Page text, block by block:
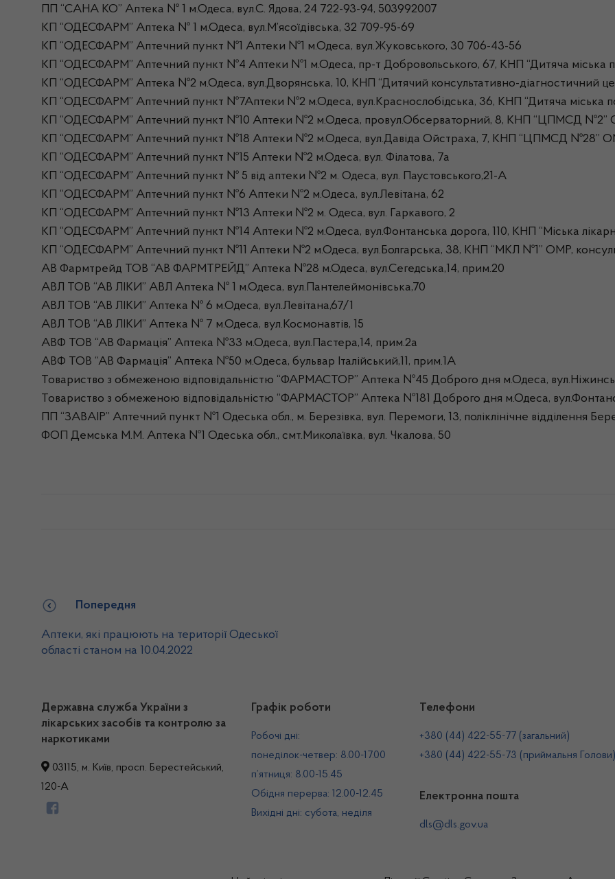
ПП “САНА КО” Аптека № 1 м.Одеса, вул.С. Ядова, 24 722-93-94, 503992007
КП “ОДЕСФАРМ” Аптека № 1 м.Одеса, вул.М’ясоїдівська, 32 709-95-69
КП “ОДЕСФАРМ” Аптечний пункт №1 Аптеки №1 м.Одеса, вул.Жуковського, 30 706-43-56
КП “ОДЕСФАРМ” Аптечний пункт №4 Аптеки №1 м.Одеса, пр-т Добровольського, 67, КНП “Дитяча міська
КП “ОДЕСФАРМ” Аптека №2 м.Одеса, вул.Дворянська, 10, КНП “Дитячий консультативно-діагностичний
КП “ОДЕСФАРМ” Аптечний пункт №7Аптеки №2 м.Одеса, вул.Краснослобідська, 36, КНП “Дитяча міська
КП “ОДЕСФАРМ” Аптечний пункт №10 Аптеки №2 м.Одеса, провул.Обсерваторний, 8, КНП “ЦПМСД №2”
КП “ОДЕСФАРМ” Аптечний пункт №18 Аптеки №2 м.Одеса, вул.Давіда Ойстраха, 7, КНП “ЦПМСД №28”
КП “ОДЕСФАРМ” Аптечний пункт №15 Аптеки №2 м.Одеса, вул. Філатова, 7а
КП “ОДЕСФАРМ” Аптечний пункт № 5 від аптеки №2 м. Одеса, вул. Паустовського,21-А
КП “ОДЕСФАРМ” Аптечний пункт №6 Аптеки №2 м.Одеса, вул.Левітана, 62
КП “ОДЕСФАРМ” Аптечний пункт №13 Аптеки №2 м. Одеса, вул. Гаркавого, 2
КП “ОДЕСФАРМ” Аптечний пункт №14 Аптеки №2 м.Одеса, вул.Фонтанська дорога, 110, КНП “Міська
КП “ОДЕСФАРМ” Аптечний пункт №11 Аптеки №2 м.Одеса, вул.Болгарська, 38, КНП “МКЛ №1” ОМР,
АВ Фармтрейд ТОВ “АВ ФАРМТРЕЙД” Аптека №28 м.Одеса, вул.Сегедська,14, прим.20
АВЛ ТОВ “АВ ЛІКИ” АВЛ Аптека № 1 м.Одеса, вул.Пантелеймонівська,70
АВЛ ТОВ “АВ ЛІКИ” Аптека № 6 м.Одеса, вул.Левітана,67/1
АВЛ ТОВ “АВ ЛІКИ” Аптека № 7 м.Одеса, вул.Космонавтів, 15
АВФ ТОВ “АВ Фармація” Аптека №33 м.Одеса, вул.Пастера,14, прим.2а
АВФ ТОВ “АВ Фармація” Аптека №50 м.Одеса, бульвар Італійський,11, прим.1А
Товариство з обмеженою відповідальністю “ФАРМАСТОР” Аптека №45 Доброго дня м.Одеса,
Товариство з обмеженою відповідальністю “ФАРМАСТОР” Аптека №181 Доброго дня м.Одеса,
ПП “ЗАВАІР” Аптечний пункт №1 Одеська обл., м. Березівка, вул. Перемоги, 13, поліклінічне відділення
ФОП Демська М.М. Аптека №1 Одеська обл., смт.Миколаївка, вул. Чкалова, 50
Попередня
Аптеки, які працюють на території Одеської
області станом на 10.04.2022
Державна служба України з
лікарських засобів та контролю за
наркотиками
03115, м. Київ, просп. Берестейський,
120-А
Графік роботи
Робочі дні:
понеділок-четвер: 8.00-17.00
п’ятниця: 8.00-15.45
Обідня перерва: 12.00-12.45
Вихідні дні: субота, неділя
Телефони
+380 (44) 422-55-77 (загальний)
+380 (44) 422-55-73 (приймальня Голови)
Електронна пошта
dls@dls.gov.ua